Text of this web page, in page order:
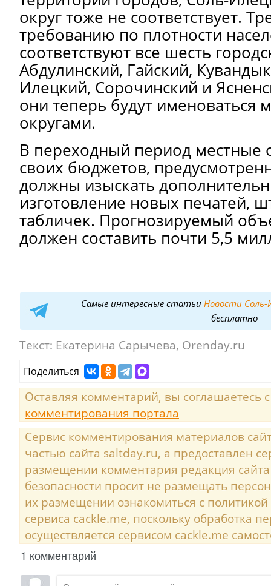
округ тоже не соответствует.
требованию по плотности
соответствуют все шесть
Абдулинский, Гайский,
Илецкий, Сорочинский и
они теперь будут
округами.
В переходный период местные
своих бюджетов,
должны изыскать
изготовление новых печатей,
табличек. Прогнозируемый
должен составить почти 5,5
Самые интересные статьи Новости Соль-
бесплатно
Текст: Екатерина Сарычева, Orenday.ru
Поделиться
Оставляя комментарий, вы соглашаетесь
комментирования портала
Сервис комментирования материалов
частью сайта saltday.ru, а предоставлен
размещении комментария редакция
безопасности просит не размещать
их размещении ознакомиться с
сервиса cackle.me, поскольку обработка
осуществляется сервисом cackle.me
1 комментарий